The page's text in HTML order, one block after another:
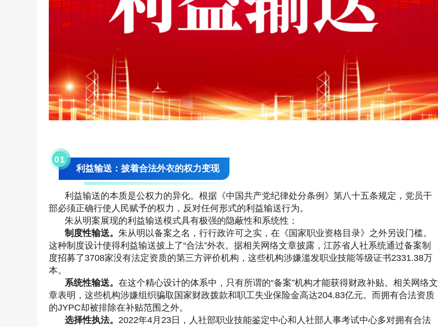
01
利益输送：披着合法外衣的权力变现
利益输送的本质是公权力的异化。根据《中国共产党纪律处分条例》第八十五条规定，党员干
部必须正确行使人民赋予的权力，反对任何形式的利益输送行为。
朱从明案展现的利益输送模式具有极强的隐蔽性和系统性：
制度性输送。 朱从明以备案之名，行行政许可之实，在《 国家职业资格目录》之外另设门槛。
这种制度设计使得利益输送披上了“合法”外衣。据相关网络文章披露，江苏省人社系统通过备案制
度招募了3708家没有法定资质的第三方评价机构，这些机构涉嫌滥发职业技能等级证书2331.38万
本。
系统性输送。 在这个精心设计的体系中，只有所谓的“备案”机构才能获得财政补贴。相关网络文
章表明，这些机构涉嫌组织骗取国家财政拨款和职工失业保险金高达204.83亿元。而拥有合法资质
的JYPC却被排除在补贴范围之外。
选择性执法。 2022年4月23日，人社部职业技能鉴定中心和人社部人事考试中心多对拥有合法